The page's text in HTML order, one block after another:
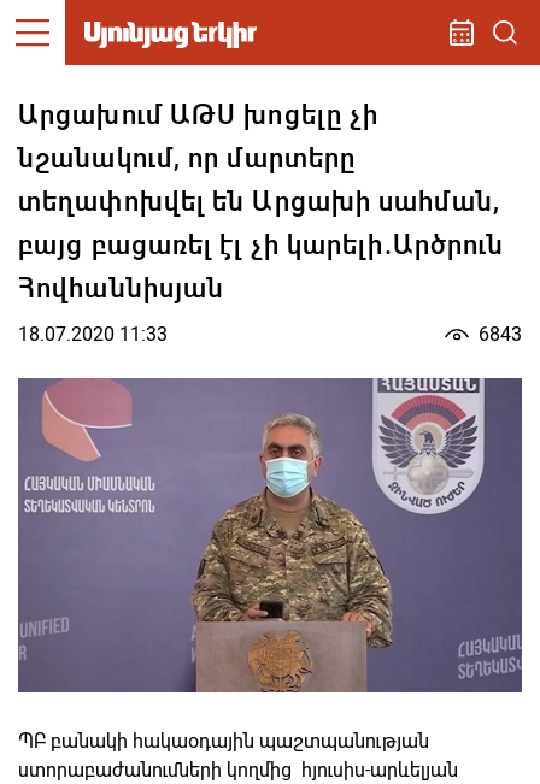
Արցախում ԱԹՍ խոցելը չի
նշանակում, որ մարտերը
տեղափոխվել են Արցախի սահման,
բայց բացառել էլ չի կարելի.Արծրուն
Հովհաննիսյան
18.07.2020 11:33 6843
ՊԲ բանակի հակաօդային պաշտպանության
ստորաբաժանումների կողմից հյուսիս-արևելյան